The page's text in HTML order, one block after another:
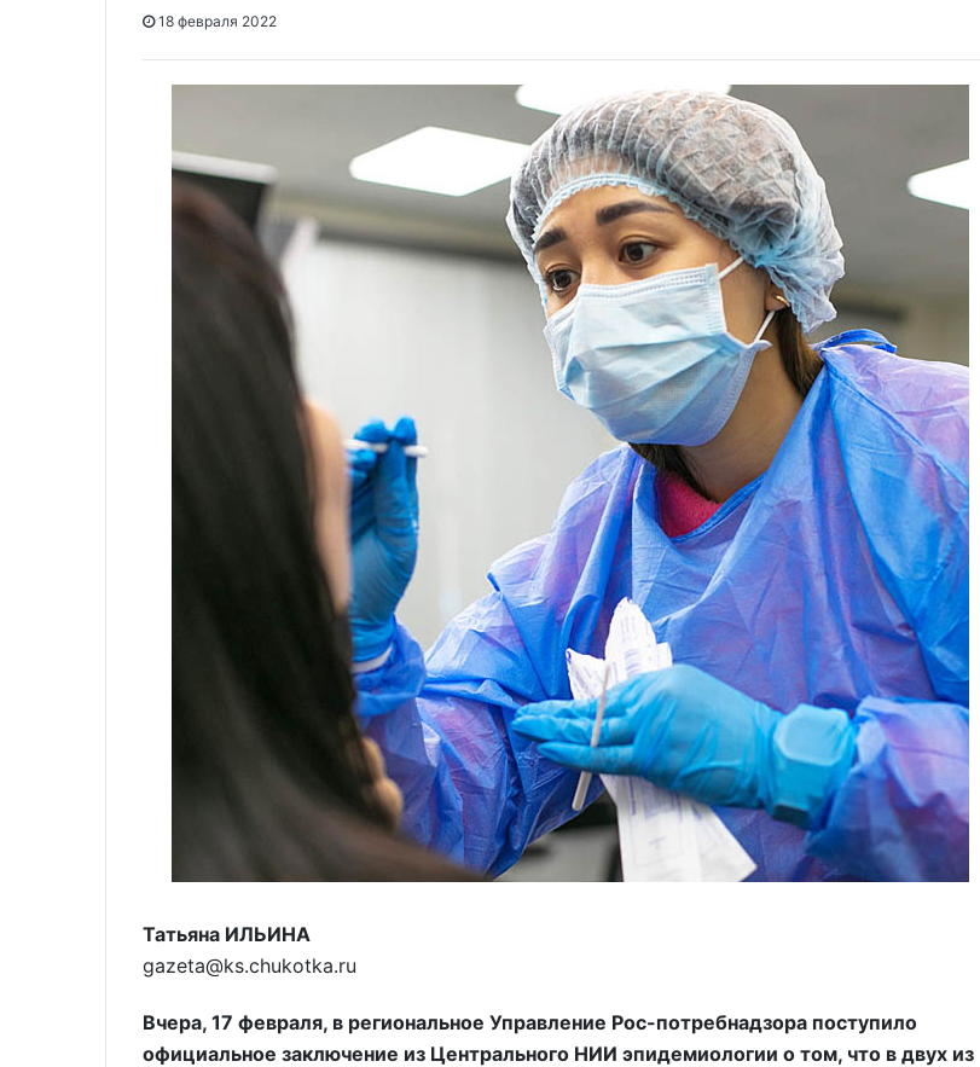
18 февраля 2022
Татьяна ИЛЬИНА
gazeta@ks.chukotka.ru
Вчера, 17 февраля, в региональное Управление Рос-потребнадзора поступило
официальное заключение из Центрального НИИ эпидемиологии о том, что в двух из